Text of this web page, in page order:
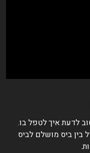
לדעת איך לטפל בו.
בין ביס מושלם לביס